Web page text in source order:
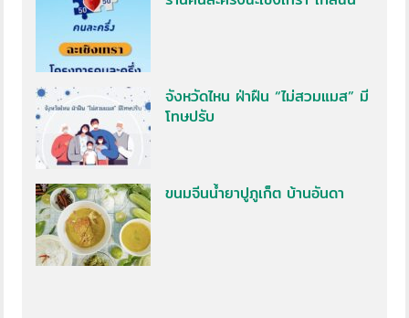
จังหวัดไหน ฝ่าฝืน “ไม่สวมแมส” มี
โทษปรับ
ขนมจีนน้ำยาปูภูเก็ต บ้านอันดา